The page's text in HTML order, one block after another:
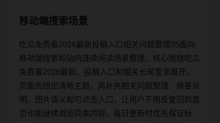
移动端搜索场景
吃瓜免费看2026最新投稿入口相关问题整理35面向
移动端搜索和站内连续阅读场景整理，核心围绕吃瓜
免费看2026最新、投稿入口和相关长尾需求展开。
页面先给出清晰主题，再补充相关问题整理、摘要说
明、图片语义和可点击入口，让用户不用反复回到首
页也能继续浏览同类内容。每日更新时优先保证标